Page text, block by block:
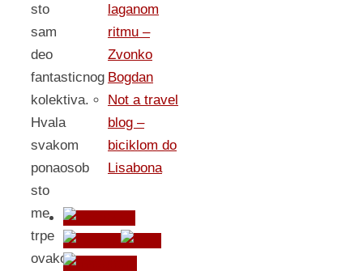
sto
sam
deo
fantasticnog
kolektiva.
Hvala
svakom
ponaosob
sto
me
trpe
ovako
laganom
ritmu –
Zvonko
Bogdan
Not a travel
blog –
biciklom do
Lisabona